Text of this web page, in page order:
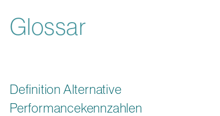
Glossar
Definition Alternative
Performancekennzahlen